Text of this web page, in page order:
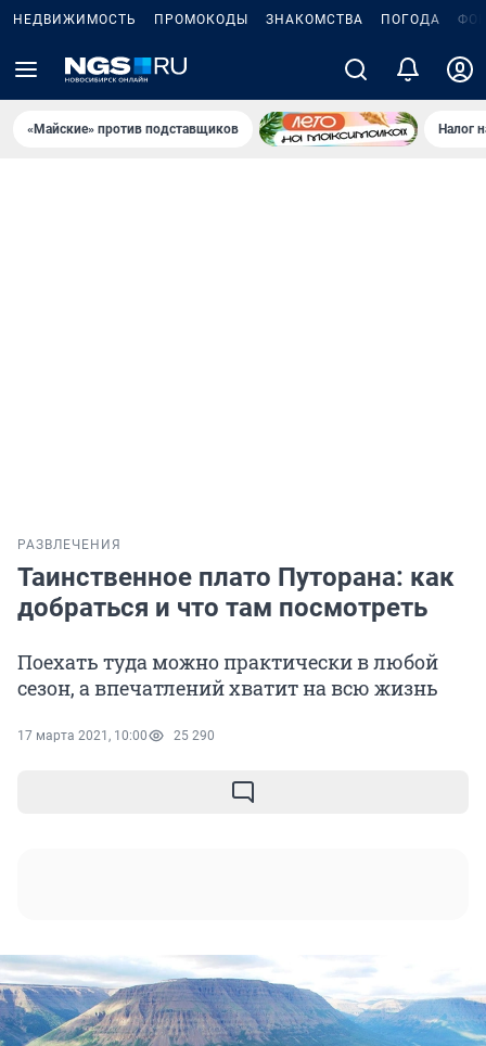
НЕДВИЖИМОСТЬ ПРОМОКОДЫ ЗНАКОМСТВА ПОГОДА
«Майские» против подставщиков Налог
РАЗВЛЕЧЕНИЯ
Таинственное плато Путорана: как
добраться и что там посмотреть
Поехать туда можно практически в любой
сезон, а впечатлений хватит на всю жизнь
17 марта 2021, 10:00 25 290